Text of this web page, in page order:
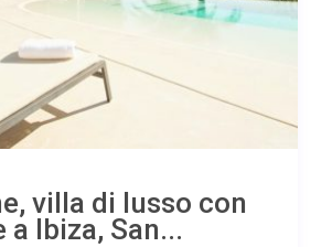
villa di lusso con
Ibiza, San...